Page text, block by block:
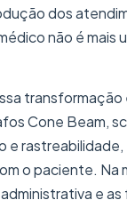
dos
não é mais
Cone Beam,
e
o paciente. Na
e